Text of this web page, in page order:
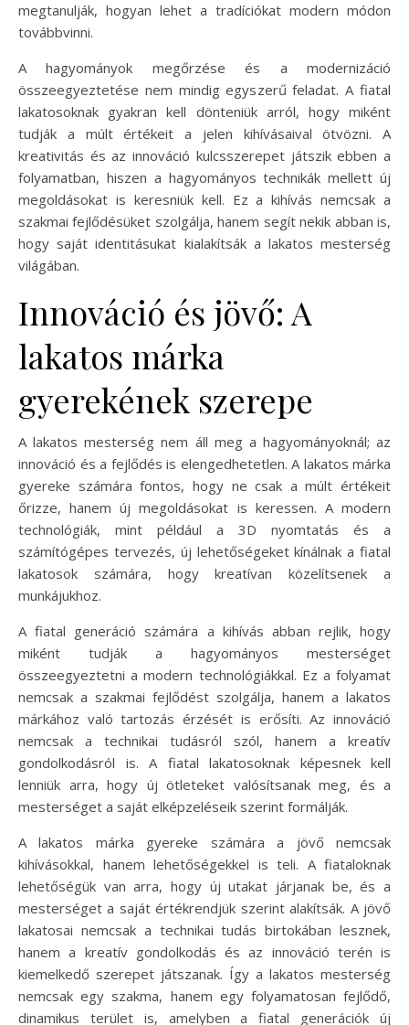
megtanulják, hogyan lehet a tradíciókat modern módon
továbbvinni.
A hagyományok megőrzése és a modernizáció
összeegyeztetése nem mindig egyszerű feladat. A fiatal
lakatosoknak gyakran kell dönteniük arról, hogy miként
tudják a múlt értékeit a jelen kihívásaival ötvözni. A
kreativitás és az innováció kulcsszerepet játszik ebben a
folyamatban, hiszen a hagyományos technikák mellett új
megoldásokat is keresniük kell. Ez a kihívás nemcsak a
szakmai fejlődésüket szolgálja, hanem segít nekik abban is,
hogy saját identitásukat kialakítsák a lakatos mesterség
világában.
Innováció és jövő: A
lakatos márka
gyerekének szerepe
A lakatos mesterség nem áll meg a hagyományoknál; az
innováció és a fejlődés is elengedhetetlen. A lakatos márka
gyereke számára fontos, hogy ne csak a múlt értékeit
őrizze, hanem új megoldásokat is keressen. A modern
technológiák, mint például a 3D nyomtatás és a
számítógépes tervezés, új lehetőségeket kínálnak a fiatal
lakatosok számára, hogy kreatívan közelítsenek a
munkájukhoz.
A fiatal generáció számára a kihívás abban rejlik, hogy
miként tudják a hagyományos mesterséget
összeegyeztetni a modern technológiákkal. Ez a folyamat
nemcsak a szakmai fejlődést szolgálja, hanem a lakatos
márkához való tartozás érzését is erősíti. Az innováció
nemcsak a technikai tudásról szól, hanem a kreatív
gondolkodásról is. A fiatal lakatosoknak képesnek kell
lenniük arra, hogy új ötleteket valósítsanak meg, és a
mesterséget a saját elképzeléseik szerint formálják.
A lakatos márka gyereke számára a jövő nemcsak
kihívásokkal, hanem lehetőségekkel is teli. A fiataloknak
lehetőségük van arra, hogy új utakat járjanak be, és a
mesterséget a saját értékrendjük szerint alakítsák. A jövő
lakatosai nemcsak a technikai tudás birtokában lesznek,
hanem a kreatív gondolkodás és az innováció terén is
kiemelkedő szerepet játszanak. Így a lakatos mesterség
nemcsak egy szakma, hanem egy folyamatosan fejlődő,
dinamikus terület is, amelyben a fiatal generációk új